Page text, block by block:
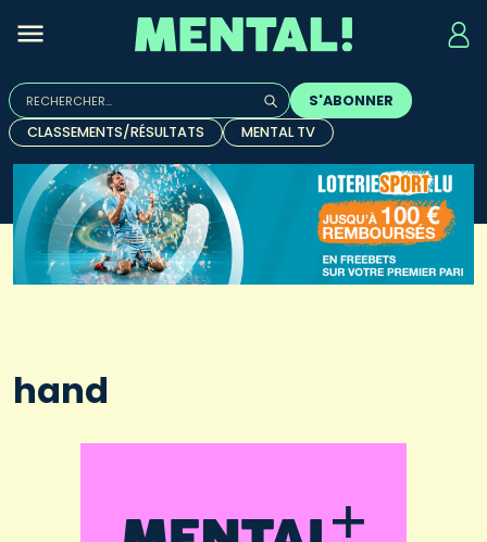
Rechercher :
Quand les résultats de l'auto-complétion sont
S'ABONNER
CLASSEMENTS/RÉSULTATS
MENTAL TV
hand